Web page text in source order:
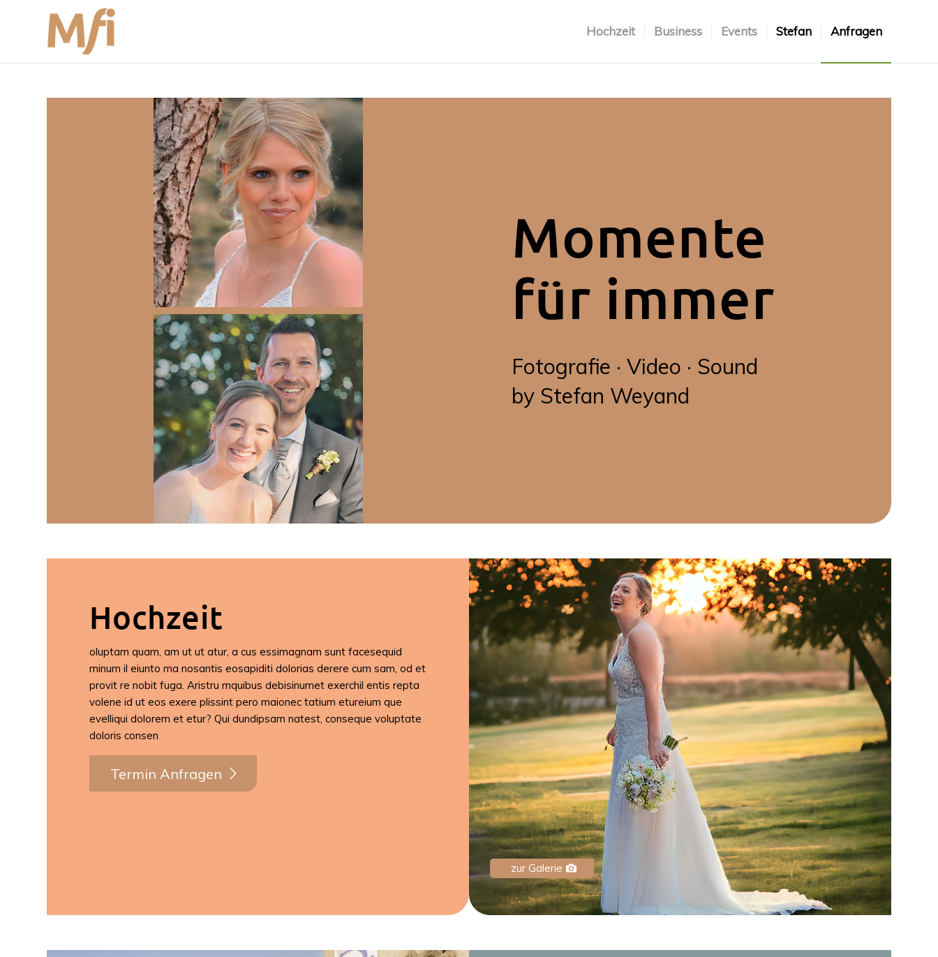
Hochzeit Business Events Stefan Anfragen
Momente
für immer
Fotografie · Video · Sound
by Stefan Weyand
Hochzeit
oluptam quam, am ut ut atur, a cus essimagnam sunt facesequid
minum il eiunto ma nosantis eosapiditi dolorias derere cum sam, od et
provit re nobit fuga. Aristru mquibus debisinumet exerchil entis repta
volene id ut eos exere plissint pero maionec tatium etureium que
evelliqui dolorem et etur? Qui dundipsam natest, conseque voluptate
doloris consen
Termin Anfragen
zur Galerie